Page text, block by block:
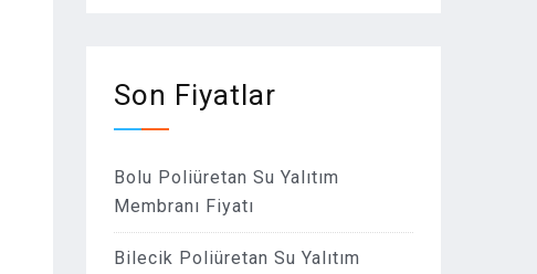
Son Fiyatlar
Bolu Poliüretan Su Yalıtım
Membranı Fiyatı
Bilecik Poliüretan Su Yalıtım